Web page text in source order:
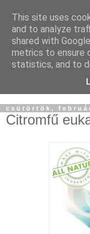
csütörtök,
Citromfű
This site uses
and to analyze
shared with
metrics to ensure
statistics, and to